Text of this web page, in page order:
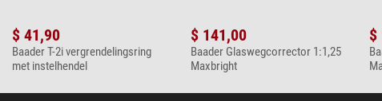
$ 41,90
Baader T-2i vergrendelingsring
met instelhendel
$ 141,00
Baader Glaswegcorrector 1:1,25
Maxbright
$